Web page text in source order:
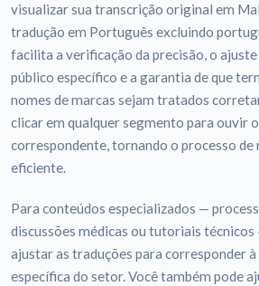
visualizar sua transcrição original em
tradução em Português excluindo
facilita a verificação da precisão, o
público específico e a garantia de que
nomes de marcas sejam tratados
clicar em qualquer segmento para ouvir
correspondente, tornando o processo
eficiente.
Para conteúdos especializados —
discussões médicas ou tutoriais
ajustar as traduções para corresponder
específica do setor. Você também pode